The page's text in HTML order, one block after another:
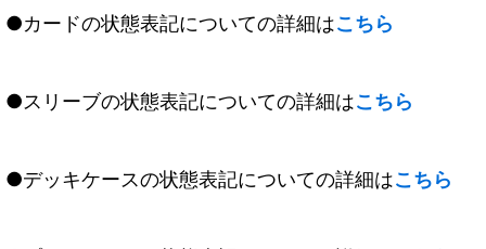
●カードの状態表記についての詳細はこちら
●スリーブの状態表記についての詳細はこちら
●デッキケースの状態表記についての詳細はこちら